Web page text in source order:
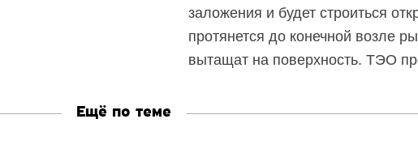
заложения и будет строиться
протянется до конечной возле
вытащат на поверхность. ТЭО
Ещё по теме